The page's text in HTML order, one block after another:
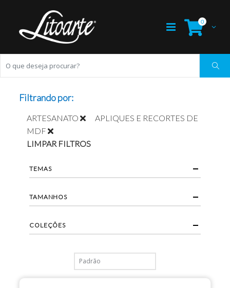
0
Filtrando por:
ARTESANATO
APLIQUES E RECORTES DE
MDF
LIMPAR FILTROS
TEMAS
TAMANHOS
COLEÇÕES